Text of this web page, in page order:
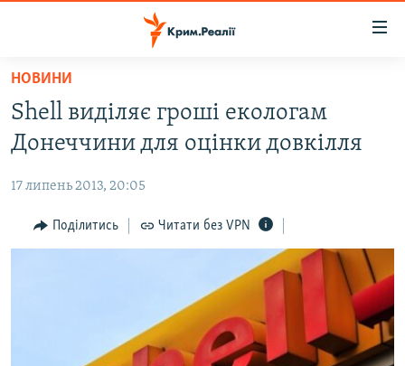
Перейти
основного
матеріалу
до
навігації
Перейти
НОВИНИ
ВОДА.КРИМ
ПОЛІТИКА
БЛОГИ
СПЕЦПРОЕКТИ
НОВИНИ
Shell виділяє гроші екологам
Донеччини для оцінки довкілля
17 липень 2013, 20:05
Поділитись Читати без VPN